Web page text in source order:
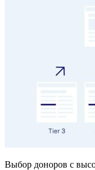
Выбор доноров с